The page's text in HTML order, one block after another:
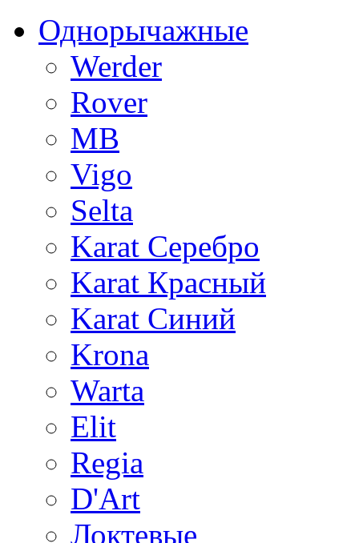
Однорычажные
Werder
Rover
MB
Vigo
Selta
Karat Серебро
Karat Красный
Karat Синий
Krona
Warta
Elit
Regia
D'Art
Локтевые